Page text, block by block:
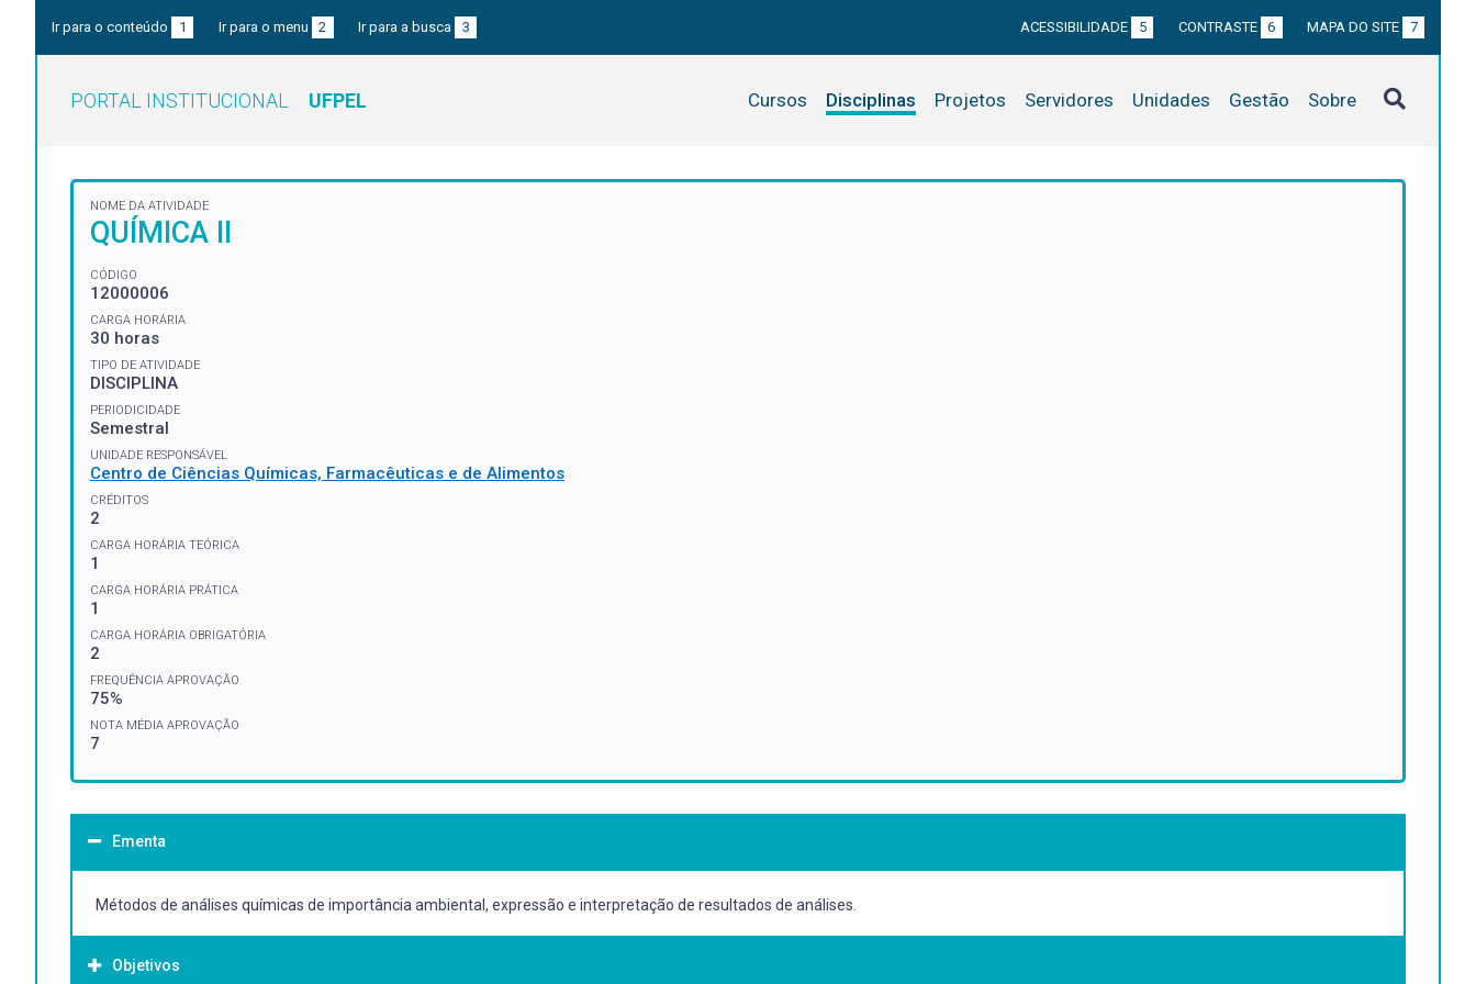
Ir para o conteúdo 1 Ir para o menu 2 Ir para a busca 3 ACESSIBILIDADE 5 CONTRASTE 6 MAPA DO SITE 7
PORTAL INSTITUCIONAL UFPEL Cursos Disciplinas Projetos Servidores Unidades Gestão Sobre
NOME DA ATIVIDADE
QUÍMICA II
CÓDIGO
12000006
CARGA HORÁRIA
30 horas
TIPO DE ATIVIDADE
DISCIPLINA
PERIODICIDADE
Semestral
UNIDADE RESPONSÁVEL
Centro de Ciências Químicas, Farmacêuticas e de Alimentos
CRÉDITOS
2
CARGA HORÁRIA TEÓRICA
1
CARGA HORÁRIA PRÁTICA
1
CARGA HORÁRIA OBRIGATÓRIA
2
FREQUÊNCIA APROVAÇÃO
75%
NOTA MÉDIA APROVAÇÃO
7
Ementa
Métodos de análises químicas de importância ambiental, expressão e interpretação de resultados de análises.
Objetivos